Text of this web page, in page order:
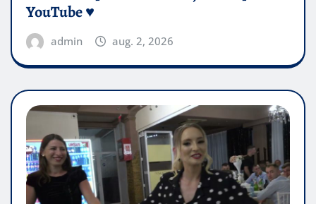
YouTube ♥️
admin aug. 2, 2026